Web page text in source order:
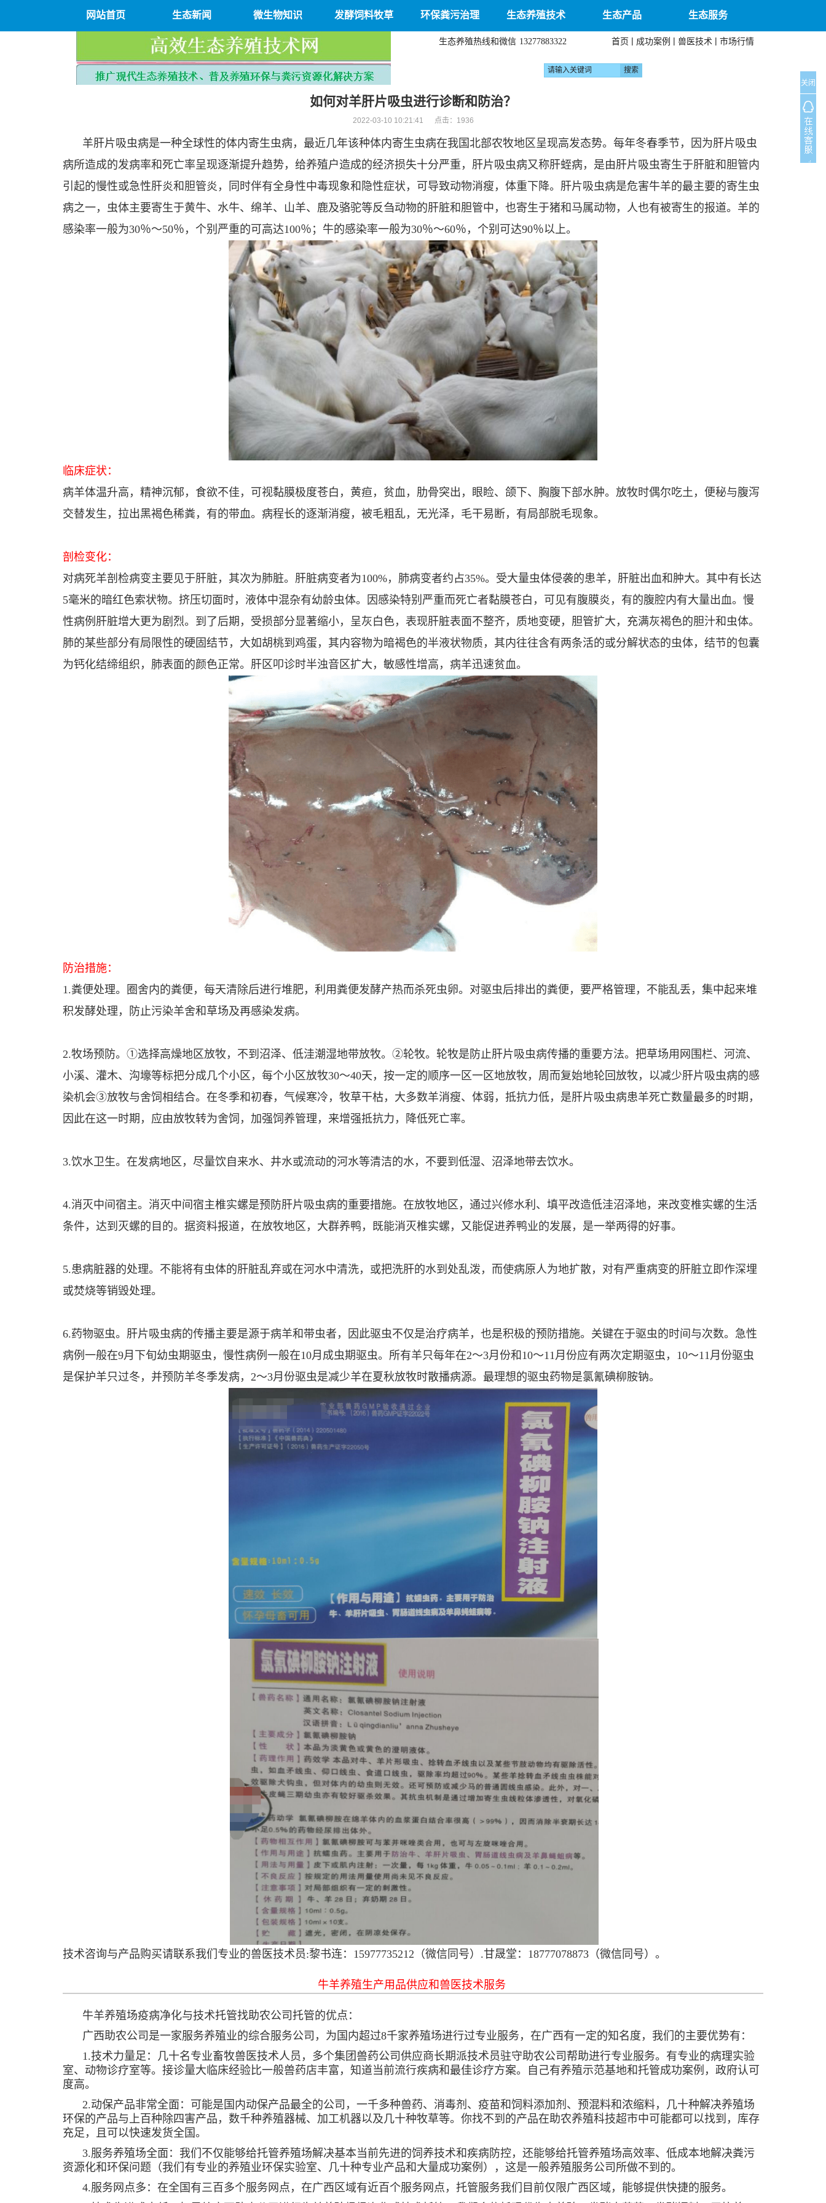
网站首页 生态新闻 微生物知识 发酵饲料牧草 环保粪污治理 生态养殖技术 生态产品 生态服务
首页 | 成功案例 | 兽医技术 | 市场行情
生态养殖热线和微信 13277883322
如何对羊肝片吸虫进行诊断和防治？
2022-03-10 10:21:41 点击： 1936
羊肝片吸虫病是一种全球性的体内寄生虫病，最近几年该种体内寄生虫病在我国北部农牧地区呈现高发态势。每年冬春季节，因为肝片吸虫
病所造成的发病率和死亡率呈现逐渐提升趋势，给养殖户造成的经济损失十分严重，肝片吸虫病又称肝蛭病，是由肝片吸虫寄生于肝脏和胆管内
引起的慢性或急性肝炎和胆管炎，同时伴有全身性中毒现象和隐性症状，可导致动物消瘦，体重下降。肝片吸虫病是危害牛羊的最主要的寄生虫
病之一，虫体主要寄生于黄牛、水牛、绵羊、山羊、鹿及骆驼等反刍动物的肝脏和胆管中，也寄生于猪和马属动物，人也有被寄生的报道。羊的
感染率一般为30％～50％，个别严重的可高达100％；牛的感染率一般为30％～60％，个别可达90％以上。
临床症状：
病羊体温升高，精神沉郁，食欲不佳，可视黏膜极度苍白，黄疸，贫血，肋骨突出，眼睑、颌下、胸腹下部水肿。放牧时偶尔吃土，便秘与腹泻
交替发生，拉出黑褐色稀粪，有的带血。病程长的逐渐消瘦，被毛粗乱，无光泽，毛干易断，有局部脱毛现象。
剖检变化：
对病死羊剖检病变主要见于肝脏，其次为肺脏。肝脏病变者为100%，肺病变者约占35%。受大量虫体侵袭的患羊，肝脏出血和肿大。其中有长达
5毫米的暗红色索状物。挤压切面时，液体中混杂有幼龄虫体。因感染特别严重而死亡者黏膜苍白，可见有腹膜炎，有的腹腔内有大量出血。慢
性病例肝脏增大更为剧烈。到了后期，受损部分显著缩小，呈灰白色，表现肝脏表面不整齐，质地变硬，胆管扩大，充满灰褐色的胆汁和虫体。
肺的某些部分有局限性的硬固结节，大如胡桃到鸡蛋，其内容物为暗褐色的半液状物质，其内往往含有两条活的或分解状态的虫体，结节的包囊
为钙化结缔组织，肺表面的颜色正常。肝区叩诊时半浊音区扩大，敏感性增高，病羊迅速贫血。
防治措施：
1.粪便处理。圈舍内的粪便，每天清除后进行堆肥，利用粪便发酵产热而杀死虫卵。对驱虫后排出的粪便，要严格管理，不能乱丢，集中起来堆
积发酵处理，防止污染羊舍和草场及再感染发病。
2.牧场预防。①选择高燥地区放牧，不到沼泽、低洼潮湿地带放牧。②轮牧。轮牧是防止肝片吸虫病传播的重要方法。把草场用网围栏、河流、
小溪、灌木、沟壕等标把分成几个小区，每个小区放牧30～40天，按一定的顺序一区一区地放牧，周而复始地轮回放牧，以减少肝片吸虫病的感
染机会③放牧与舍饲相结合。在冬季和初春，气候寒冷，牧草干枯，大多数羊消瘦、体弱，抵抗力低，是肝片吸虫病患羊死亡数量最多的时期，
因此在这一时期，应由放牧转为舍饲，加强饲养管理，来增强抵抗力，降低死亡率。
3.饮水卫生。在发病地区，尽量饮自来水、井水或流动的河水等清洁的水，不要到低湿、沼泽地带去饮水。
4.消灭中间宿主。消灭中间宿主椎实螺是预防肝片吸虫病的重要措施。在放牧地区，通过兴修水利、填平改造低洼沼泽地，来改变椎实螺的生活
条件，达到灭螺的目的。据资料报道，在放牧地区，大群养鸭，既能消灭椎实螺，又能促进养鸭业的发展，是一举两得的好事。
5.患病脏器的处理。不能将有虫体的肝脏乱弃或在河水中清洗，或把洗肝的水到处乱泼，而使病原人为地扩散，对有严重病变的肝脏立即作深埋
或焚烧等销毁处理。
6.药物驱虫。肝片吸虫病的传播主要是源于病羊和带虫者，因此驱虫不仅是治疗病羊，也是积极的预防措施。关键在于驱虫的时间与次数。急性
病例一般在9月下旬幼虫期驱虫，慢性病例一般在10月成虫期驱虫。所有羊只每年在2～3月份和10～11月份应有两次定期驱虫，10～11月份驱虫
是保护羊只过冬，并预防羊冬季发病，2～3月份驱虫是减少羊在夏秋放牧时散播病源。最理想的驱虫药物是氯氰碘柳胺钠。
技术咨询与产品购买请联系我们专业的兽医技术员:黎书连：15977735212（微信同号）.甘晟堂：18777078873（微信同号）。
牛羊养殖生产用品供应和兽医技术服务
牛羊养殖场疫病净化与技术托管找助农公司托管的优点：
广西助农公司是一家服务养殖业的综合服务公司，为国内超过8千家养殖场进行过专业服务，在广西有一定的知名度，我们的主要优势有：
1.技术力量足：几十名专业畜牧兽医技术人员，多个集团兽药公司供应商长期派技术员驻守助农公司帮助进行专业服务。有专业的病理实验
室、动物诊疗室等。接诊量大临床经验比一般兽药店丰富，知道当前流行疾病和最佳诊疗方案。自己有养殖示范基地和托管成功案例，政府认可
度高。
2.动保产品非常全面：可能是国内动保产品最全的公司，一千多种兽药、消毒剂、疫苗和饲料添加剂、预混料和浓缩料，几十种解决养殖场
环保的产品与上百种除四害产品，数千种养殖器械、加工机器以及几十种牧草等。你找不到的产品在助农养殖科技超市中可能都可以找到，库存
充足，且可以快速发货全国。
3.服务养殖场全面：我们不仅能够给托管养殖场解决基本当前先进的饲养技术和疾病防控，还能够给托管养殖场高效率、低成本地解决粪污
资源化和环保问题（我们有专业的养殖业环保实验室、几十种专业产品和大量成功案例），这是一般养殖服务公司所做不到的。
4.服务网点多：在全国有三百多个服务网点，在广西区域有近百个服务网点，托管服务我们目前仅限广西区域，能够提供快捷的服务。
关闭